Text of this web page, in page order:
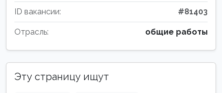
ID вакансии: #81403
Отрасль: общие работы
Эту страницу ищут